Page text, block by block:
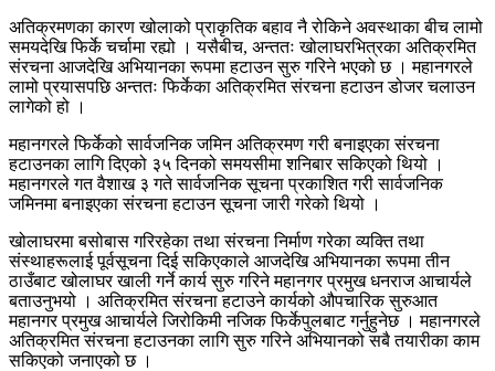
अतिक्रमणका कारण खोलाको प्राकृतिक बहाव नै रोकिने अवस्थाका बीच लामो
समयदेखि फिर्के चर्चामा रह्यो । यसैबीच, अन्ततः खोलाघरभित्रका अतिक्रमित
संरचना आजदेखि अभियानका रूपमा हटाउन सुरु गरिने भएको छ । महानगरले
लामो प्रयासपछि अन्ततः फिर्केका अतिक्रमित संरचना हटाउन डोजर चलाउन
लागेको हो ।
महानगरले फिर्केको सार्वजनिक जमिन अतिक्रमण गरी बनाइएका संरचना
हटाउनका लागि दिएको ३५ दिनको समयसीमा शनिबार सकिएको थियो ।
महानगरले गत वैशाख ३ गते सार्वजनिक सूचना प्रकाशित गरी सार्वजनिक
जमिनमा बनाइएका संरचना हटाउन सूचना जारी गरेको थियो ।
खोलाघरमा बसोबास गरिरहेका तथा संरचना निर्माण गरेका व्यक्ति तथा
संस्थाहरूलाई पूर्वसूचना दिई सकिएकाले आजदेखि अभियानका रूपमा तीन
ठाउँबाट खोलाघर खाली गर्ने कार्य सुरु गरिने महानगर प्रमुख धनराज आचार्यले
बताउनुभयो । अतिक्रमित संरचना हटाउने कार्यको औपचारिक सुरुआत
महानगर प्रमुख आचार्यले जिरोकिमी नजिक फिर्केपुलबाट गर्नुहुनेछ । महानगरले
अतिक्रमित संरचना हटाउनका लागि सुरु गरिने अभियानको सबै तयारीका काम
सकिएको जनाएको छ ।